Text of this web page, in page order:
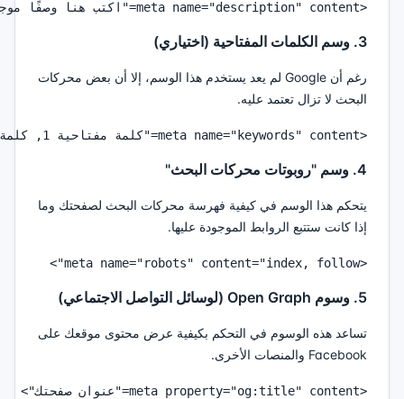
<meta name="description" content="اكتب هنا وصفًا موجزًا وجذابًا لصفحتك.">
3. وسم الكلمات المفتاحية (اختياري)
رغم أن Google لم يعد يستخدم هذا الوسم، إلا أن بعض محركات
البحث لا تزال تعتمد عليه.
<meta name="keywords" content="كلمة مفتاحية 1, كلمة مفتاحية 2, كلمة مفتاحية 3">
4. وسم "روبوتات محركات البحث"
يتحكم هذا الوسم في كيفية فهرسة محركات البحث لصفحتك وما
إذا كانت ستتبع الروابط الموجودة عليها.
<meta name="robots" content="index, follow">
5. وسوم Open Graph (لوسائل التواصل الاجتماعي)
تساعد هذه الوسوم في التحكم بكيفية عرض محتوى موقعك على
Facebook والمنصات الأخرى.